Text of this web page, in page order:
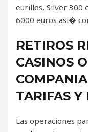
eurillos, Silver 300
6000 euros asi�
RETIROS
CASINOS
TARIFAS Y
Las operaciones